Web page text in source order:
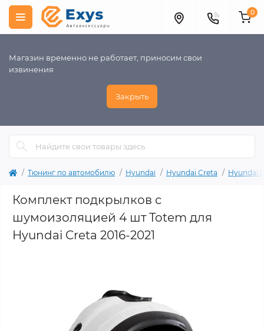
Магазин временно не работает, приносим свои
извинения
Закрыть
0
Тюнинг по автомобилю Hyundai Hyundai Creta Hyundai
Комплект подкрылков с
шумоизоляцией 4 шт Totem для
Hyundai Creta 2016-2021